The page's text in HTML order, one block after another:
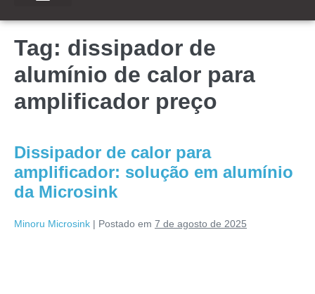
Tag: dissipador de
alumínio de calor para
amplificador preço
Dissipador de calor para
amplificador: solução em alumínio
da Microsink
Minoru Microsink | Postado em 7 de agosto de 2025